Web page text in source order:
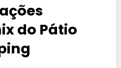
do Pátio